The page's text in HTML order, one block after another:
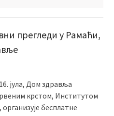
прегледи у Рамаћи,
јула, Дом здравља
крстом, Институтом
бесплатне